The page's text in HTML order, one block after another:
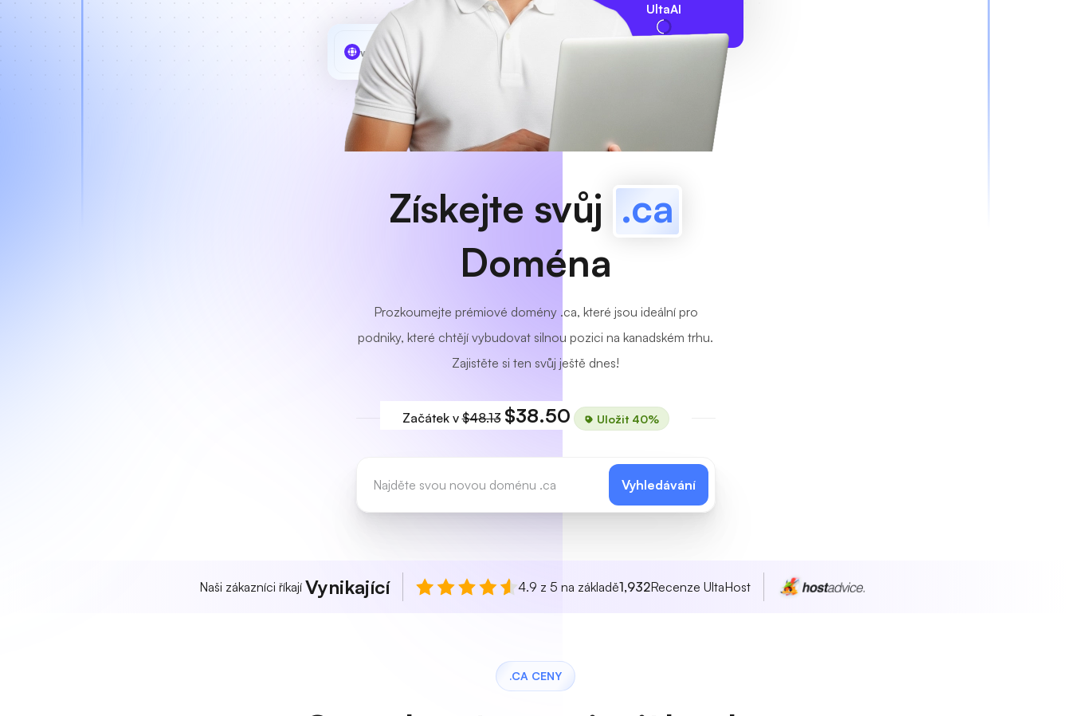
UltaAI
www MyCafe
Získejte svůj .ca
Doména
Prozkoumejte prémiové domény .ca, které jsou ideální pro
podniky, které chtějí vybudovat silnou pozici na kanadském trhu.
Zajistěte si ten svůj ještě dnes!
Začátek v$48.13 $38.50 Uložit 40%
Vyhledávání
Naši zákazníci říkají Vynikající 4.9 z 5 na základě1,932Recenze UltaHost
.CA CENY